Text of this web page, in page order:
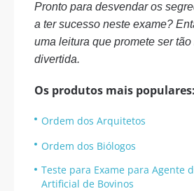
Pronto para desvendar os
a ter sucesso neste exame?
uma leitura que promete ser
divertida.
Os produtos mais populares:
Ordem dos Arquitetos
Ordem dos Biólogos
Teste para Exame para Agente
Artificial de Bovinos